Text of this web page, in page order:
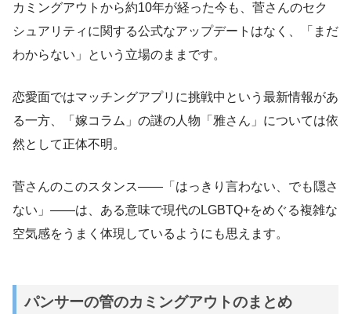
カミングアウトから約10年が経った今も、菅さんのセク
シュアリティに関する公式なアップデートはなく、「まだ
わからない」という立場のままです。
恋愛面ではマッチングアプリに挑戦中という最新情報があ
る一方、「嫁コラム」の謎の人物「雅さん」については依
然として正体不明。
菅さんのこのスタンス——「はっきり言わない、でも隠さ
ない」——は、ある意味で現代のLGBTQ+をめぐる複雑な
空気感をうまく体現しているようにも思えます。
パンサーの管のカミングアウトのまとめ